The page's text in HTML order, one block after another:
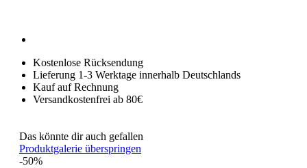
Kostenlose Rücksendung
Lieferung 1-3 Werktage innerhalb Deutschlands
Kauf auf Rechnung
Versandkostenfrei ab 80€
Das könnte dir auch gefallen
Produktgalerie überspringen
-50%